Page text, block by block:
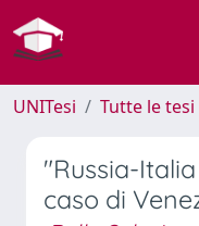
UNITesi Tutte le tesi
"Russia-
caso di